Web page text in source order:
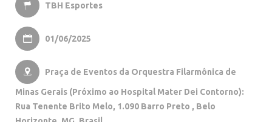
 TBH Esportes
 01/06/2025
 Praça de Eventos da Orquestra Filarmônica de
Minas Gerais (Próximo ao Hospital Mater Dei Contorno):
Rua Tenente Brito Melo, 1.090 Barro Preto , Belo